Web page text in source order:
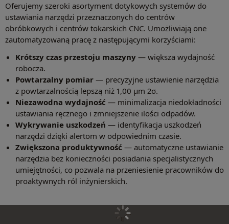
Oferujemy szeroki asortyment dotykowych systemów do
ustawiania narzędzi przeznaczonych do centrów
obróbkowych i centrów tokarskich CNC. Umożliwiają one
zautomatyzowaną pracę z następującymi korzyściami:
Krótszy czas przestoju maszyny — większa wydajność
robocza.
Powtarzalny pomiar — precyzyjne ustawienie narzędzia
z powtarzalnością lepszą niż 1,00 µm 2σ.
Niezawodna wydajność — minimalizacja niedokładności
ustawiania ręcznego i zmniejszenie ilości odpadów.
Wykrywanie uszkodzeń — identyfikacja uszkodzeń
narzędzi dzięki alertom w odpowiednim czasie.
Zwiększona produktywność — automatyczne ustawianie
narzędzia bez konieczności posiadania specjalistycznych
umiejętności, co pozwala na przeniesienie pracowników do
proaktywnych ról inżynierskich.